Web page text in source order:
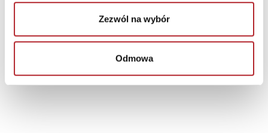
Zezwól na wybór
Odmowa